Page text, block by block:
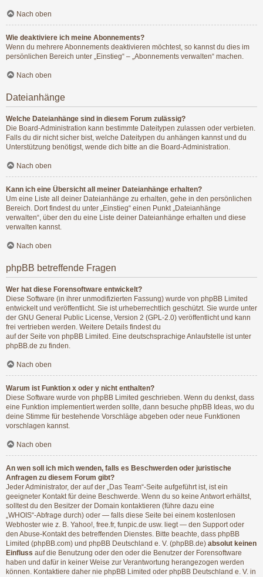
Nach oben
Wie deaktiviere ich meine Abonnements?
Wenn du mehrere Abonnements deaktivieren möchtest, so kannst du dies im
persönlichen Bereich unter „Einstieg“ – „Abonnements verwalten“ machen.
Nach oben
Dateianhänge
Welche Dateianhänge sind in diesem Forum zulässig?
Die Board-Administration kann bestimmte Dateitypen zulassen oder verbieten.
Falls du dir nicht sicher bist, welche Dateitypen du anhängen kannst und du
Unterstützung benötigst, wende dich bitte an die Board-Administration.
Nach oben
Kann ich eine Übersicht all meiner Dateianhänge erhalten?
Um eine Liste all deiner Dateianhänge zu erhalten, gehe in den persönlichen
Bereich. Dort findest du unter „Einstieg“ einen Punkt „Dateianhänge
verwalten“, über den du eine Liste deiner Dateianhänge erhalten und diese
verwalten kannst.
Nach oben
phpBB betreffende Fragen
Wer hat diese Forensoftware entwickelt?
Diese Software (in ihrer unmodifizierten Fassung) wurde von phpBB Limited
entwickelt und veröffentlicht. Sie ist urheberrechtlich geschützt. Sie wurde unter
der GNU General Public License, Version 2 (GPL-2.0) veröffentlicht und kann
frei vertrieben werden. Weitere Details findest du
auf der Seite von phpBB Limited . Eine deutschsprachige Anlaufstelle ist unter
phpBB.de zu finden.
Nach oben
Warum ist Funktion x oder y nicht enthalten?
Diese Software wurde von phpBB Limited geschrieben. Wenn du denkst, dass
eine Funktion implementiert werden sollte, dann besuche phpBB Ideas , wo du
deine Stimme für bestehende Vorschläge abgeben oder neue Funktionen
vorschlagen kannst.
Nach oben
An wen soll ich mich wenden, falls es Beschwerden oder juristische
Anfragen zu diesem Forum gibt?
Jeder Administrator, der auf der „Das Team“-Seite aufgeführt ist, ist ein
geeigneter Kontakt für deine Beschwerde. Wenn du so keine Antwort erhältst,
solltest du den Besitzer der Domain kontaktieren (führe dazu eine
„WHOIS“-Abfrage durch) oder — falls diese Seite bei einem kostenlosen
Webhoster wie z. B. Yahoo!, free.fr, funpic.de usw. liegt — den Support oder
den Abuse-Kontakt des betreffenden Dienstes. Bitte beachte, dass phpBB
Limited (phpBB.com) und phpBB Deutschland e. V. (phpBB.de) absolut keinen
Einfluss auf die Benutzung oder den oder die Benutzer der Forensoftware
haben und dafür in keiner Weise zur Verantwortung herangezogen werden
können. Kontaktiere daher nie phpBB Limited oder phpBB Deutschland e. V. in